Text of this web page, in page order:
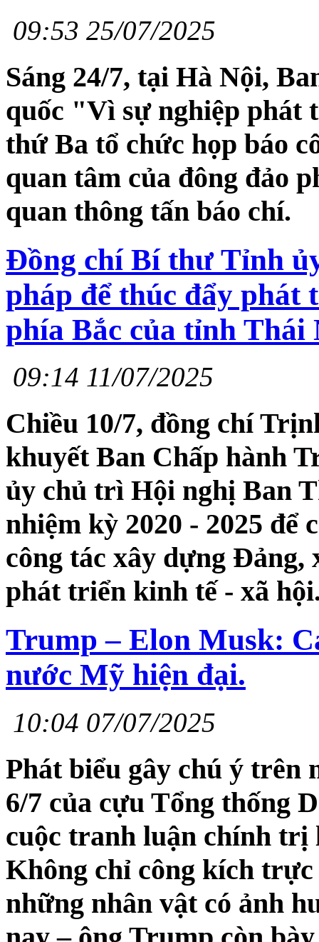
09:53 25/07/2025
Sáng 24/7, tại Hà Nội,
quốc "Vì sự nghiệp phát
thứ Ba tổ chức họp báo
quan tâm của đông đảo
quan thông tấn báo chí.
Đồng chí Bí thư Tỉnh
pháp để thúc đẩy phát
phía Bắc của tỉnh Thái
09:14 11/07/2025
Chiều 10/7, đồng chí
khuyết Ban Chấp hành
ủy chủ trì Hội nghị Ban
nhiệm kỳ 2020 - 2025 để
công tác xây dựng
phát triển kinh tế - xã
Trump – Elon Musk:
nước Mỹ hiện đại.
10:04 07/07/2025
Phát biểu gây chú ý trên
6/7 của cựu Tổng thống
cuộc tranh luận chính
Không chỉ công kích
những nhân vật có ảnh